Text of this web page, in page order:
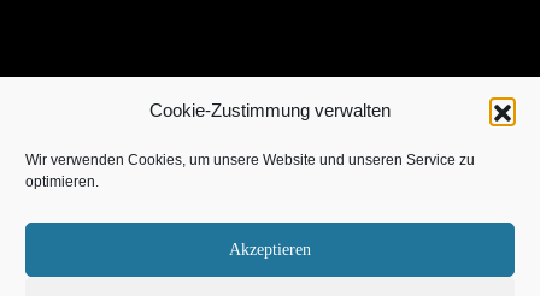
Cookie-Zustimmung verwalten
Wir verwenden Cookies, um unsere Website und unseren Service zu
optimieren.
Akzeptieren
mich |Kontakt|Datenschutz|Cookie-Richtlinie